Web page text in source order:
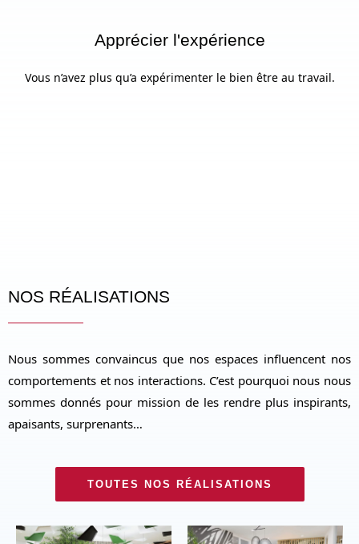
Apprécier l'expérience
Vous n’avez plus qu’a expérimenter le bien être au travail.
NOS RÉALISATIONS
Nous sommes convaincus que nos espaces influencent nos
comportements et nos interactions. C’est pourquoi nous nous
sommes donnés pour mission de les rendre plus inspirants,
apaisants, surprenants…
TOUTES NOS RÉALISATIONS